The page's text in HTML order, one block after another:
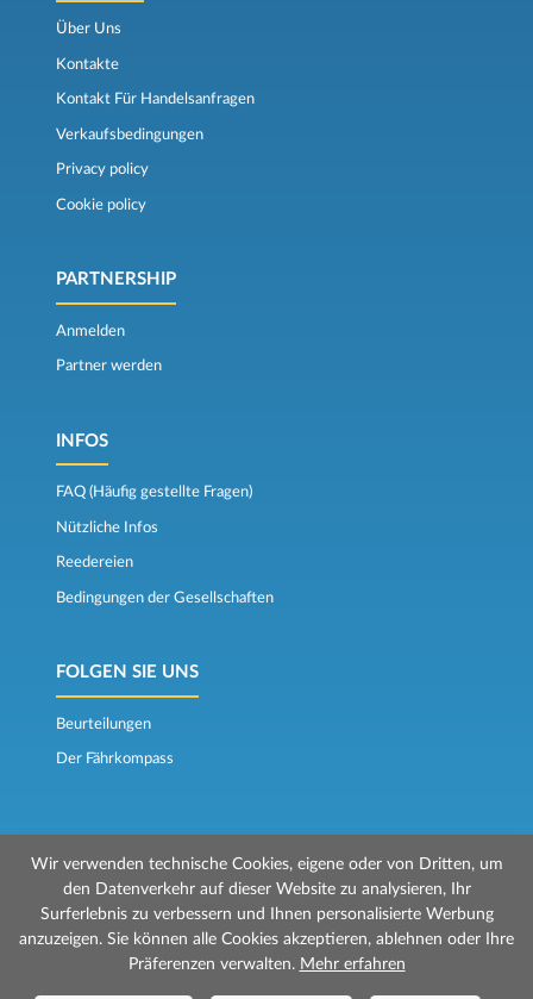
Über Uns
Kontakte
Kontakt Für Handelsanfragen
Verkaufsbedingungen
Privacy policy
Cookie policy
PARTNERSHIP
Anmelden
Partner werden
INFOS
FAQ (Häufig gestellte Fragen)
Nützliche Infos
Reedereien
Bedingungen der Gesellschaften
FOLGEN SIE UNS
Beurteilungen
Der Fährkompass
© 2026 Mr Ferry wird von Prenotazioni24 s.r.l. verwaltet
Geschäftssitz: Via Bonistallo, 50b - 50053 Empoli (FI)
Betriebsstätte: Via Casa del Duca, 1 - 57037 Portoferraio (LI)
Wir verwenden technische Cookies, eigene oder von Dritten, um
den Datenverkehr auf dieser Website zu analysieren, Ihr
Surferlebnis zu verbessern und Ihnen personalisierte Werbung
anzuzeigen. Sie können alle Cookies akzeptieren, ablehnen oder Ihre
Präferenzen verwalten. Mehr erfahren